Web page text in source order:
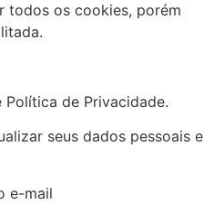
todos os cookies, porém
de Privacidade.
seus dados pessoais e
e-mail